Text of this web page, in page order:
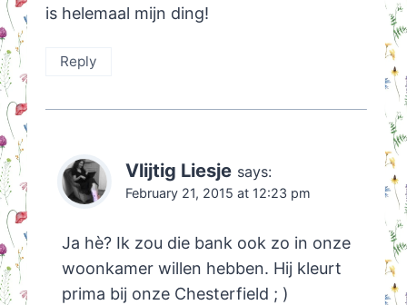
is helemaal mijn ding!
Reply
Vlijtig Liesje says:
February 21, 2015 at 12:23 pm
Ja hè? Ik zou die bank ook zo in onze
woonkamer willen hebben. Hij kleurt
prima bij onze Chesterfield ; )